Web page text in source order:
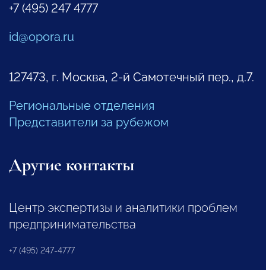
+7 (495) 247 4777
id@opora.ru
127473, г. Москва, 2-й Самотечный пер., д.7.
Региональные отделения
Представители за рубежом
Другие контакты
Центр экспертизы и аналитики проблем
предпринимательства
+7 (495) 247-4777